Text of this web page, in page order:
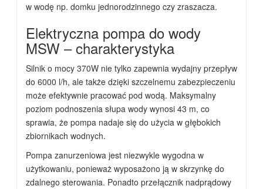
w wodę np. domku jednorodzinnego czy zraszacza.
Elektryczna pompa do wody
MSW – charakterystyka
Silnik o mocy 370W nie tylko zapewnia wydajny przepływ
do 6000 l/h, ale także dzięki szczelnemu zabezpieczeniu
może efektywnie pracować pod wodą. Maksymalny
poziom podnoszenia słupa wody wynosi 43 m, co
sprawia, że pompa nadaje się do użycia w głębokich
zbiornikach wodnych.
Pompa zanurzeniowa jest niezwykle wygodna w
użytkowaniu, ponieważ wyposażono ją w skrzynkę do
zdalnego sterowania. Ponadto przełącznik nadprądowy